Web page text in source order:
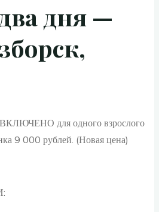
дня —
для одного взрослого
9 000 рублей. (Новая цена)